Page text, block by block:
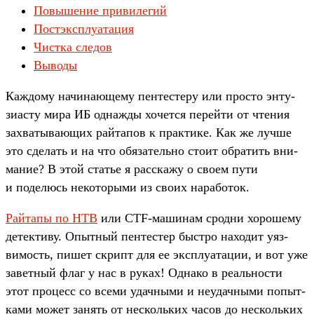
Повышение привилегий
Постэксплуатация
Чистка следов
Выводы
Каж­дому начина­юще­му пен­тесте­ру или прос­то энту­
зиас­ту мира ИБ однажды хочет­ся перей­ти от чте­ния
зах­ватыва­ющих рай­тапов к прак­тике. Как же луч­ше
это сде­лать и на что обя­затель­но сто­ит обра­тить вни­
мание? В этой статье я рас­ска­жу о сво­ем пути
и поделюсь некото­рыми из сво­их нарабо­ток.
Рай­тапы по HTB или CTF-машинам срод­ни хороше­му
детек­тиву. Опыт­ный пен­тестер быс­тро находит уяз­
вимость, пишет скрипт для ее экс­плу­ата­ции, и вот уже
завет­ный флаг у нас в руках! Одна­ко в реаль­нос­ти
этот про­цесс со все­ми удач­ными и неудач­ными попыт­
ками может занять от нес­коль­ких часов до нес­коль­ких